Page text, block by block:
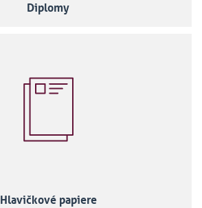
Diplomy
Hlavičkové papiere